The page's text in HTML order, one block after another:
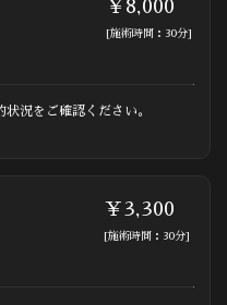
￥8,000
[施術時間：30分]
況をご確認ください。
￥3,300
[施術時間：30分]